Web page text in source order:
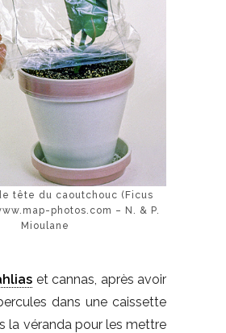
tête du caoutchouc (Ficus
photos.com – N. & P.
Mioulane
et cannas, après avoir
dans une caissette
la véranda pour les mettre